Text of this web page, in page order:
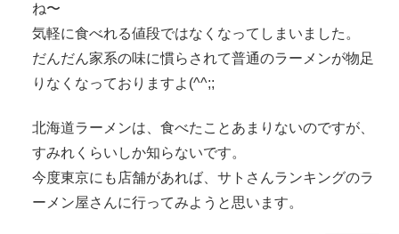
ね〜
気軽に食べれる値段ではなくなってしまいました。
だんだん家系の味に慣らされて普通のラーメンが物足
りなくなっておりますよ(^^;;
北海道ラーメンは、食べたことあまりないのですが、
すみれくらいしか知らないです。
今度東京にも店舗があれば、サトさんランキングのラ
ーメン屋さんに行ってみようと思います。